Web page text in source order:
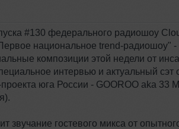
#130 федерального радиошоу
национальное trend-радиошоу"
композиции этой недели от
интервью и актуальный сэт
юга России - GOOROO aka 33
звучание гостевого микса от